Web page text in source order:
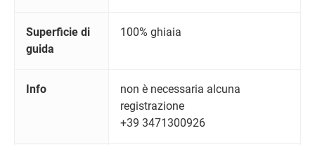
Superficie di
guida
100% ghiaia
Info
non è necessaria alcuna
registrazione
+39 3471300926